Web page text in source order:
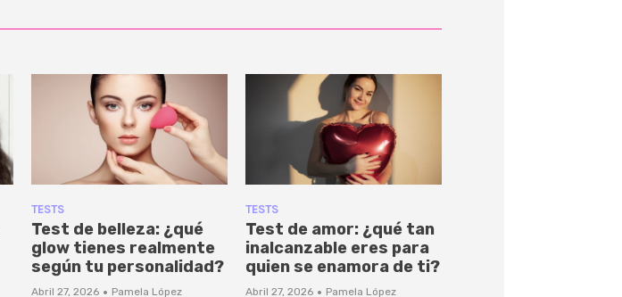
TESTS
Test de belleza: ¿qué
glow tienes realmente
según tu personalidad?
Abril 27, 2026 · Pamela López
TESTS
Test de amor: ¿qué tan
inalcanzable eres para
quien se enamora de ti?
Abril 27, 2026 · Pamela López